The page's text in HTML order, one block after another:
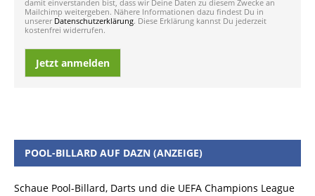
damit einverstanden bist, dass wir Deine Daten zu diesem Zwecke an
Mailchimp weitergeben. Nähere Informationen dazu findest Du in
unserer Datenschutzerklärung. Diese Erklärung kannst Du jederzeit
kostenfrei widerrufen.
Jetzt anmelden
POOL-BILLARD AUF DAZN (ANZEIGE)
Schaue Pool-Billard, Darts und die UEFA Champions League